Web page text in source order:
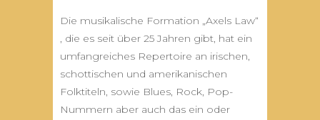
Die musikalische Formation „Axels Law“
, die es seit über 25 Jahren gibt, hat ein
umfangreiches Repertoire an irischen,
schottischen und amerikanischen
Folktiteln, sowie Blues, Rock, Pop-
Nummern aber auch das ein oder